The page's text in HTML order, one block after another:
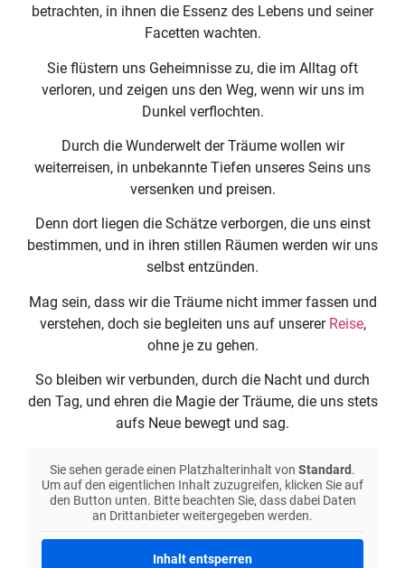
betrachten, in ihnen die Essenz des Lebens und seiner
Facetten wachten.
Sie flüstern uns Geheimnisse zu, die im Alltag oft
verloren, und zeigen uns den Weg, wenn wir uns im
Dunkel verflochten.
Durch die Wunderwelt der Träume wollen wir
weiterreisen, in unbekannte Tiefen unseres Seins uns
versenken und preisen.
Denn dort liegen die Schätze verborgen, die uns einst
bestimmen, und in ihren stillen Räumen werden wir uns
selbst entzünden.
Mag sein, dass wir die Träume nicht immer fassen und
verstehen, doch sie begleiten uns auf unserer Reise,
ohne je zu gehen.
So bleiben wir verbunden, durch die Nacht und durch
den Tag, und ehren die Magie der Träume, die uns stets
aufs Neue bewegt und sag.
Sie sehen gerade einen Platzhalterinhalt von Standard .
Um auf den eigentlichen Inhalt zuzugreifen, klicken Sie auf
den Button unten. Bitte beachten Sie, dass dabei Daten
an Drittanbieter weitergegeben werden.
Inhalt entsperren